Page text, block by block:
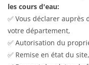
les cours d'eau:
✅ Vous déclarer auprès
votre département,
✅ Autorisation du
✅ Remise en état du site,